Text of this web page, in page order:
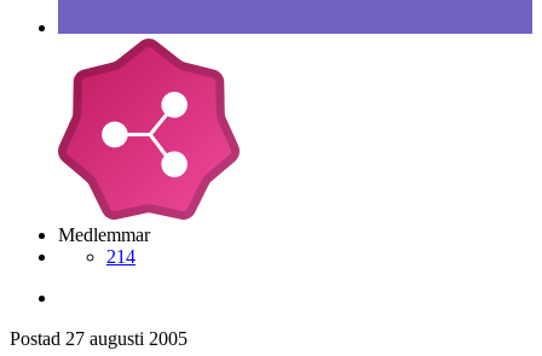
Medlemmar
214
Postad 27 augusti 2005